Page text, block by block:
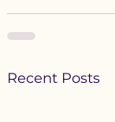
Recent Posts